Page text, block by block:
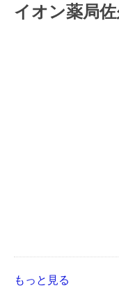
イオン薬局
もっと見る